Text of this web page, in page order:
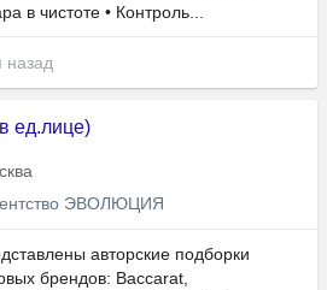
в чистоте • Контроль...
назад
ед.лице)
ЭВОЛЮЦИЯ
авторские подборки
брендов: Baccarat,